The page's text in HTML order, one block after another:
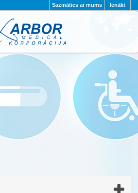
Ienākt
Sazināties ar mums
PROJEKTI
KONTAKTI
POLITIKA